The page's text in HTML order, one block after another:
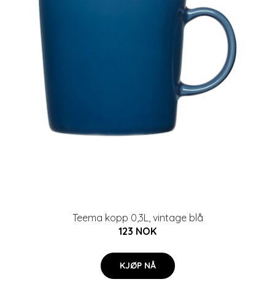
Teema kopp 0,3L, vintage blå
123 NOK
KJØP NÅ